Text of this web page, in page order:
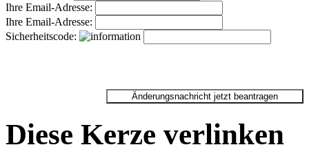
Ihre Email-Adresse:
Ihre Email-Adresse:
Sicherheitscode:
Diese Kerze verlinken